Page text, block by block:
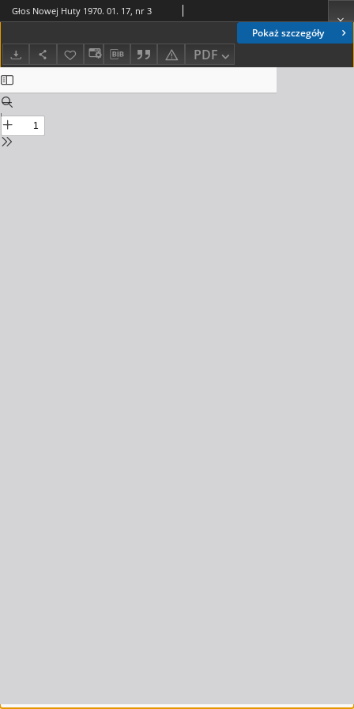
Pokaż szczegóły
PDF
Głos Nowej Huty 1970. 01. 17, nr 3